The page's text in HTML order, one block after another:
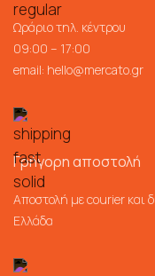
Ωράριο τηλ. κέντρου
09:00 – 17:00
email: hello@mercato.gr
Γρήγορη αποστολή
Αποστολή με courier και
Ελλάδα